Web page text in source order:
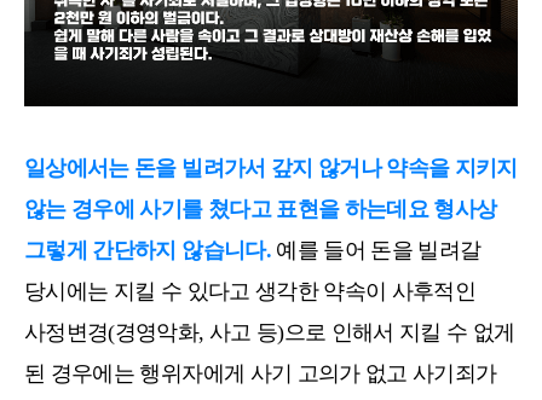
일상에서는 돈을 빌려가서 갚지 않거나 약속을 지키지
않는 경우에 사기를 쳤다고 표현을 하는데요 형사상
그렇게 간단하지 않습니다.예를 들어 돈을 빌려갈
당시에는 지킬 수 있다고 생각한 약속이 사후적인
사정변경(경영악화, 사고 등)으로 인해서 지킬 수 없게
된 경우에는 행위자에게 사기 고의가 없고 사기죄가